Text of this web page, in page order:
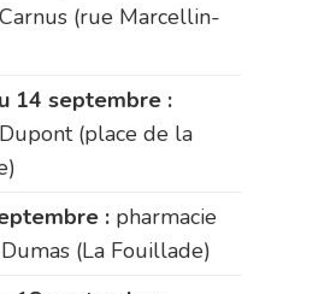
(rue Marcellin-
14 septembre :
(place de la
: pharmacie
(La Fouillade)